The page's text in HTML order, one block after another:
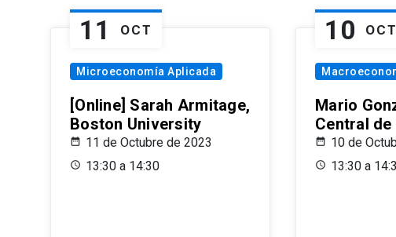
11 OCT
Microeconomía Aplicada
[Online] Sarah Armitage,
Boston University
11 de Octubre de 2023
13:30 a 14:30
10 OCT
Mario
Central de
10 de
13:30 a